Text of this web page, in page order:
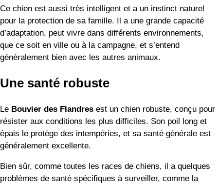
Ce chien est aussi très intelligent et a un instinct naturel
pour la protection de sa famille. Il a une grande capacité
d’adaptation, peut vivre dans différents environnements,
que ce soit en ville ou à la campagne, et s’entend
généralement bien avec les autres animaux.
Une santé robuste
Le Bouvier des Flandres est un chien robuste, conçu pour
résister aux conditions les plus difficiles. Son poil long et
épais le protège des intempéries, et sa santé générale est
généralement excellente.
Bien sûr, comme toutes les races de chiens, il a quelques
problèmes de santé spécifiques à surveiller, comme la